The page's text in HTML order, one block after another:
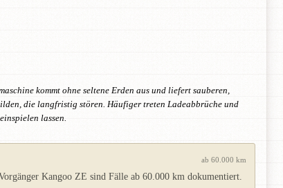
kommt ohne seltene Erden aus und liefert sauberen,
die langfristig stören. Häufiger treten Ladeabbrüche und
lassen.
ab 60.000 km
Kangoo ZE sind Fälle ab 60.000 km dokumentiert.